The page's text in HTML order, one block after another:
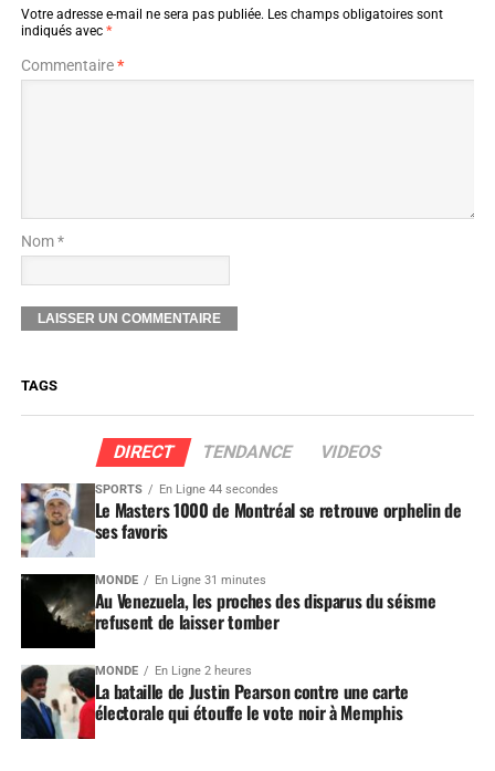
Votre adresse e-mail ne sera pas publiée. Les champs obligatoires sont
indiqués avec *
Commentaire*
Nom *
TAGS
DIRECT TENDANCE VIDEOS
SPORTS En Ligne 44 secondes
Le Masters 1000 de Montréal se retrouve orphelin de
ses favoris
MONDE En Ligne 31 minutes
Au Venezuela, les proches des disparus du séisme
refusent de laisser tomber
MONDE En Ligne 2 heures
La bataille de Justin Pearson contre une carte
électorale qui étouffe le vote noir à Memphis